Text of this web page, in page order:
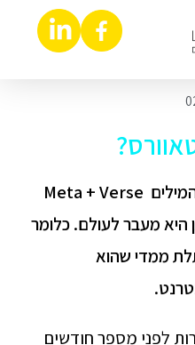
Metaverse נוצר משילוב המילים Meta + Verse
מעבר לעולם. כלומר
תלת ממדי שהוא
לפני מספר חודשים